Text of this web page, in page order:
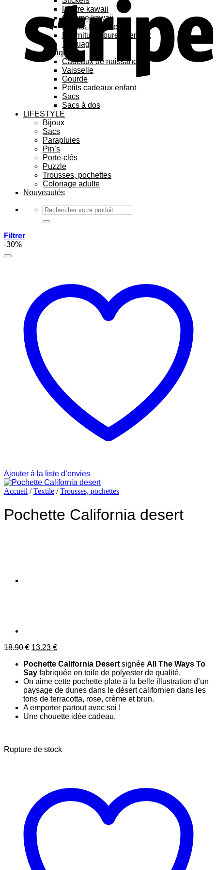
Feutre kawaii
Gomme kawaii
Règles fantaisies
Fournitures bureau enfant
Tatouage
Pratique
Cadeaux de naissance
Vaisselle
Gourde
Petits cadeaux enfant
Sacs
Sacs à dos
LIFESTYLE
Bijoux
Sacs
Parapluies
Pin’s
Porte-clés
Puzzle
Trousses, pochettes
Coloriage adulte
Nouveautés
Recherche
pour :
Filtrer
-30%
Ajouter à la liste d’envies
Accueil / Textile / Trousses, pochettes
Pochette California desert
18.90€ Le
initial
était :
18.90 €.
13.23 €Le
actuel
est :
13.23 €.
Pochette California Desert signée All The Ways To
Say fabriquée en toile de polyester de qualité.
On aime cette pochette plate à la belle illustration d’un
paysage de dunes dans le désert californien dans les
tons de terracotta, rose, crème et brun.
A emporter partout avec soi !
Une chouette idée cadeau.
Rupture de stock